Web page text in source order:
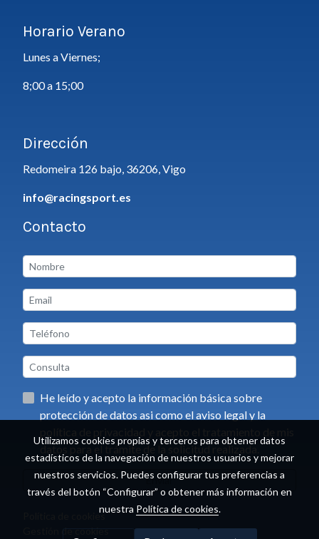
Horario Verano
Lunes a Viernes;
8;00 a 15;00
Dirección
Redomeira 126 bajo, 36206, Vigo
info@racingsport.es
Contacto
He leído y acepto la información básica sobre
protección de datos asi como el aviso legal y la
datos para el trámite de la solicitud realizada.
Enviar
Política de cookies
Utilizamos cookies propias y terceros para obtener datos
estadísticos de la navegación de nuestros usuarios y mejorar
nuestros servicios. Puedes configurar tus preferencias a
través del botón “Configurar” o obtener más información en
nuestra Política de cookies.